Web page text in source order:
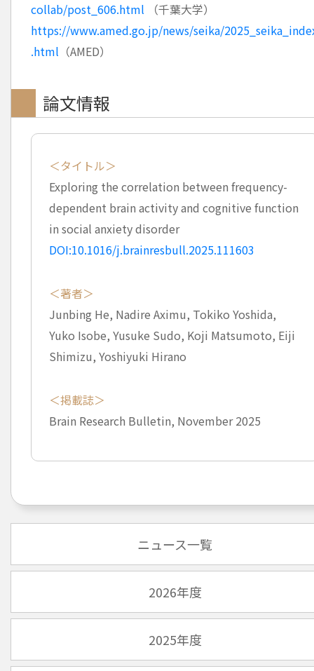
collab/post_606.html
（千葉大学）
https://www.amed.go.jp/news/seika/
.html （AMED）
論文情報
＜タイトル＞
Exploring the correlation between frequency-
dependent brain activity and cognitive function
in social anxiety disorder
DOI:10.1016/j.brainresbull.2025.111603
＜著者＞
Junbing He, Nadire Aximu, Tokiko Yoshida,
Yuko Isobe, Yusuke Sudo, Koji Matsumoto, Eiji
Shimizu, Yoshiyuki Hirano
＜掲載誌＞
Brain Research Bulletin, November 2025
ニュース一覧
2026年度
2025年度